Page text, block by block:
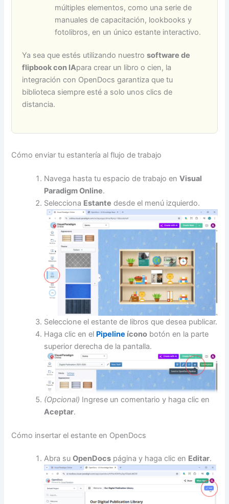
múltiples elementos, como una serie de
manuales de capacitación, lookbooks y
fotolibros, en un único estante interactivo.
Ya sea que estés utilizando nuestrosoftware de
flipbook con IApara crear un libro o cien, la
integración con OpenDocs garantiza que tu
biblioteca siempre esté a solo unos clics de
distancia.
Cómo enviar tu estantería al flujo de trabajo
Navega hasta tu espacio de trabajo enVisual
Paradigm Online.
Selecciona Estante desde el menú izquierdo.
Seleccione el estante de libros que desea publicar.
Haga clic en el Pipeline ícono botón en la parte
superior derecha de la pantalla.
(Opcional) Ingrese un comentario y haga clic en
Aceptar.
Cómo insertar el estante en OpenDocs
Abra suOpenDocs página y haga clic en Editar.